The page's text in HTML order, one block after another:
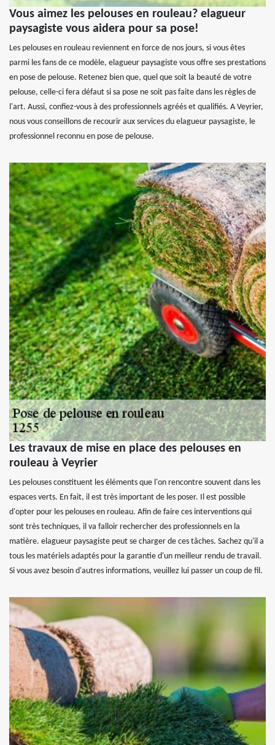
Vous aimez les pelouses en rouleau? elagueur
paysagiste vous aidera pour sa pose!
Les pelouses en rouleau reviennent en force de nos jours, si vous êtes
parmi les fans de ce modèle, elagueur paysagiste vous offre ses prestations
en pose de pelouse. Retenez bien que, quel que soit la beauté de votre
pelouse, celle-ci fera défaut si sa pose ne soit pas faite dans les règles de
l'art. Aussi, confiez-vous à des professionnels agréés et qualifiés. A Veyrier,
nous vous conseillons de recourir aux services du elagueur paysagiste, le
professionnel reconnu en pose de pelouse.
Les travaux de mise en place des pelouses en
rouleau à Veyrier
Les pelouses constituent les éléments que l'on rencontre souvent dans les
espaces verts. En fait, il est très important de les poser. Il est possible
d'opter pour les pelouses en rouleau. Afin de faire ces interventions qui
sont très techniques, il va falloir rechercher des professionnels en la
matière. elagueur paysagiste peut se charger de ces tâches. Sachez qu'il a
tous les matériels adaptés pour la garantie d'un meilleur rendu de travail.
Si vous avez besoin d'autres informations, veuillez lui passer un coup de fil.